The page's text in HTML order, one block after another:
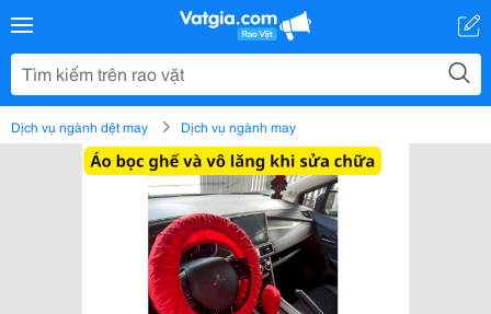
Dịch vụ ngành dệt may Dịch vụ ngành may